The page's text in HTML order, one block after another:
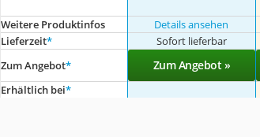
Weitere Produktinfos Details ansehen
Lieferzeit* Sofort lieferbar
Zum Angebot* Zum Angebot »
Erhältlich bei*